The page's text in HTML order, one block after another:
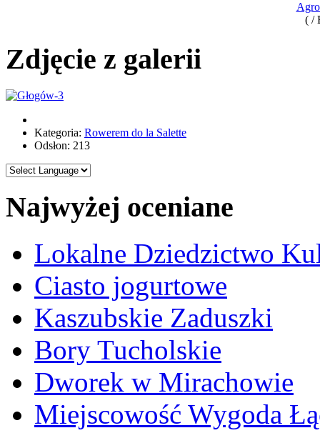
( /
Zdjęcie z galerii
Kategoria: Rowerem do la Salette
Odsłon: 213
Najwyżej oceniane
Lokalne Dziedzictwo
Ciasto jogurtowe
Kaszubskie Zaduszki
Bory Tucholskie
Dworek w Mirachowie
Miejscowość Wygoda